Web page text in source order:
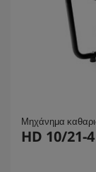
Μηχάνημα
HD 10/21-